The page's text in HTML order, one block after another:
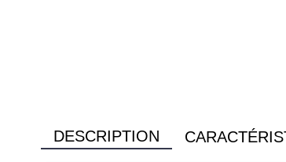
DESCRIPTION